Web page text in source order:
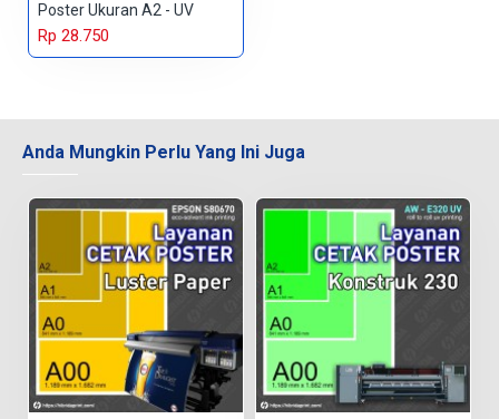
Poster Ukuran A2 - UV
Rp 28.750
Anda Mungkin Perlu Yang Ini Juga